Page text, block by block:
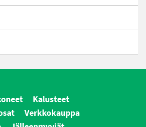
Kalusteet
Verkkokauppa